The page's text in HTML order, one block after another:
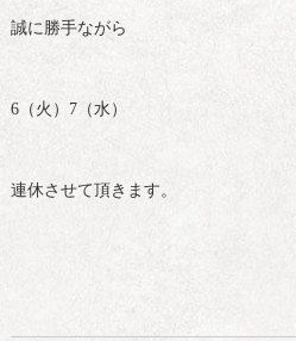
誠に勝手ながら
6（火）7（水）
連休させて頂きます。